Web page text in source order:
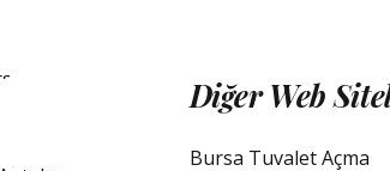
Diğer Web
Bursa Tuvalet Açma